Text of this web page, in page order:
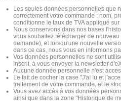
Les seules données personnelles que
correctement votre commande : nom,
conditionne le taux de TVA appliqué
Nous conservons dans nos bases
vous souhaitez télécharger de
demande), et lorsqu'une nouvelle
dans ce cas, nous vous en informons
Vos données personnelles ne sont
inscrit, à vous envoyer la newsletter
Aucune donnée personnelle n'est
Le fait de cocher la case "J'ai lu et
traitement de votre commande, et le
Vous avez accès à vos données
ainsi que dans la zone "Historique de